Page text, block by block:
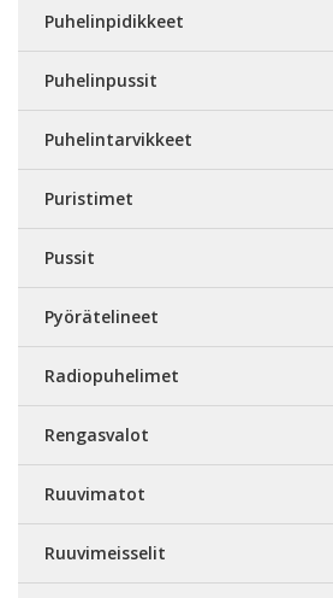
Puhelinpidikkeet
Puhelinpussit
Puhelintarvikkeet
Puristimet
Pussit
Pyörätelineet
Radiopuhelimet
Rengasvalot
Ruuvimatot
Ruuvimeisselit